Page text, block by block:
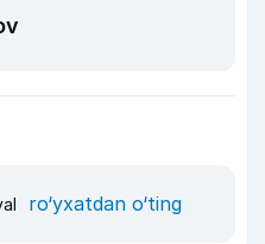
ro‘yxatdan o‘ting